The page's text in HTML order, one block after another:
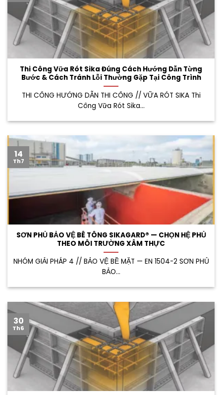
Thi Công Vữa Rót Sika Đúng Cách Hướng Dẫn Từng
Bước & Cách Tránh Lỗi Thường Gặp Tại Công Trình
THI CÔNG HƯỚNG DẪN THI CÔNG // VỮA RÓT SIKA Thi
Công Vữa Rót Sika...
SƠN PHỦ BẢO VỆ BÊ TÔNG SIKAGARD® — CHỌN HỆ PHỦ
THEO MÔI TRƯỜNG XÂM THỰC
NHÓM GIẢI PHÁP 4 // BẢO VỆ BỀ MẶT — EN 1504-2 SƠN PHỦ
BẢO...
14
Th7
30
Th6